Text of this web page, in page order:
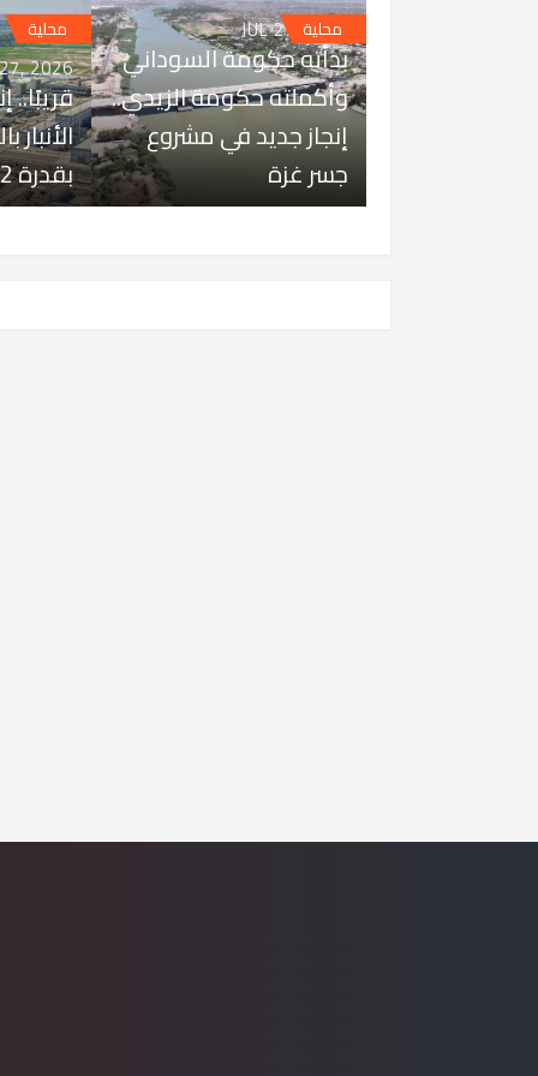
محلية
JUL 27, 2026
بدأته حكومة السوداني
وأكملته حكومة الزيدي..
إنجاز جديد في مشروع
جسر غزة
محلية
2026
قريبًا..
الأنبار
بقدرة 1642 ميغاواط